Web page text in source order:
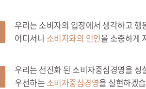
우리는 소비자의 입장에서 생각하고
어디서나 소비자와의 인연을 소중하게
우리는 선진화 된 소비자중심경영을
우선하는 소비자중심경영을 실현하겠